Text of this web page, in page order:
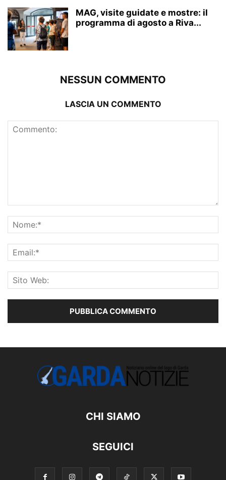
MAG, visite guidate e mostre: il
programma di agosto a Riva...
NESSUN COMMENTO
LASCIA UN COMMENTO
CHI SIAMO
SEGUICI